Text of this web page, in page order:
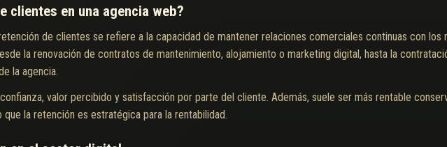
clientes en una agencia web?
de clientes se refiere a la capacidad de mantener relaciones comerciales continuas con los
la renovación de contratos de mantenimiento, alojamiento o marketing digital, hasta la
la agencia.
valor percibido y satisfacción por parte del cliente. Además, suele ser más rentable
la retención es estratégica para la rentabilidad.